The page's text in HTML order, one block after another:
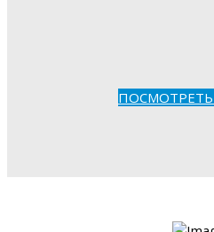
ПОСМОТРЕТЬ